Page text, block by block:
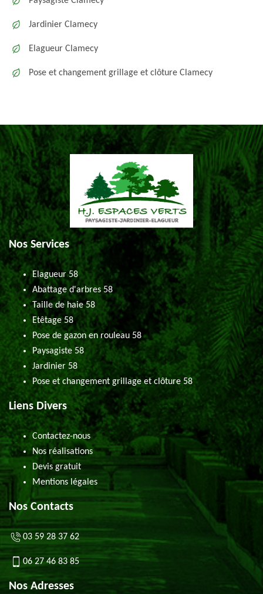
Jardinier Clamecy
Elagueur Clamecy
Pose et changement grillage et clôture Clamecy
Nos Services
Elagueur 58
Abattage d'arbres 58
Taille de haie 58
Etêtage 58
Pose de gazon en rouleau 58
Paysagiste 58
Jardinier 58
Pose et changement grillage et clôture 58
Liens Divers
Contactez-nous
Nos réalisations
Devis gratuit
Mentions légales
Nos Contacts
03 59 28 37 62
06 27 46 83 85
Nos Adresses